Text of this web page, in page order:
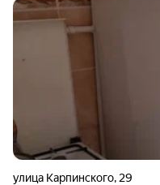
улица Карпинского, 29